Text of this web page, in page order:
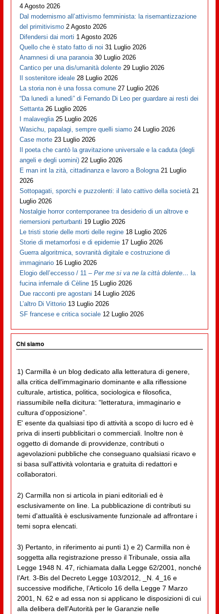
4 Agosto 2026
Dal modernismo all’attivismo femminista: la risemantizzazione
del primitivismo 2 Agosto 2026
Difendersi dai morti 1 Agosto 2026
Quello che è stato fatto di noi 31 Luglio 2026
Anamnesi di una paranoia 30 Luglio 2026
Cantico per una dis/umanità dolente 29 Luglio 2026
Il sostenitore ideale 28 Luglio 2026
La storia non è una fossa comune 27 Luglio 2026
“Da lunedì a lunedì” di Fernando Di Leo per guardare ai resti dei
Settanta 26 Luglio 2026
I malaveglia 25 Luglio 2026
Wasichu, papalagi, sempre quelli siamo 24 Luglio 2026
Case morte 23 Luglio 2026
Il poeta che cantò la gravitazione universale e la caduta (degli
angeli e degli uomini) 22 Luglio 2026
E man int la zità, cittadinanza e lavoro a Bologna 21 Luglio
2026
Sottopagati, sporchi e puzzolenti: il lato cattivo della società 21
Luglio 2026
Nostalgie horror contemporanee tra desiderio di un altrove e
riemersioni perturbanti 19 Luglio 2026
Le tristi storie delle morti delle regine 18 Luglio 2026
Storie di metamorfosi e di epidemie 17 Luglio 2026
Guerra algoritmica, sovranità digitale e costruzione di
immaginario 16 Luglio 2026
Elogio dell’eccesso / 11 –Per me si va ne la città dolente… la
fucina infernale di Cèline 15 Luglio 2026
Due racconti pre agostani 14 Luglio 2026
L’altro Di Vittorio 13 Luglio 2026
SF francese e critica sociale 12 Luglio 2026
Chi siamo
1) Carmilla è un blog dedicato alla letteratura di genere,
alla critica dell'immaginario dominante e alla riflessione
culturale, artistica, politica, sociologica e filosofica,
riassumibile nella dicitura: “letteratura, immaginario e
cultura d'opposizione”.
E' esente da qualsiasi tipo di attività a scopo di lucro ed è
priva di inserti pubblicitari o commerciali. Inoltre non è
oggetto di domande di provvidenze, contributi o
agevolazioni pubbliche che conseguano qualsiasi ricavo e
si basa sull'attività volontaria e gratuita di redattori e
collaboratori.
2) Carmilla non si articola in piani editoriali ed è
esclusivamente on line. La pubblicazione di contributi su
temi d'attualità è esclusivamente funzionale ad affrontare i
temi sopra elencati.
3) Pertanto, in riferimento ai punti 1) e 2) Carmilla non è
soggetta alla registrazione presso il Tribunale, ossia alla
Legge 1948 N. 47, richiamata dalla Legge 62/2001, nonché
l’Art. 3-Bis del Decreto Legge 103/2012, _N. 4_16 e
successive modifiche, l’Articolo 16 della Legge 7 Marzo
2001, N. 62 e ad essa non si applicano le disposizioni di cui
alla delibera dell'Autorità per le Garanzie nelle